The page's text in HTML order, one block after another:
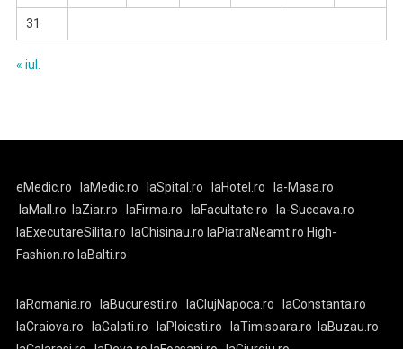
31
« iul.
eMedic.ro laMedic.ro laSpital.ro laHotel.ro
la-Masa.ro
laMall.ro
laZiar.ro laFirma.ro laFacultate.ro
la-Suceava.ro
laExecutareSilita.ro
laChisinau.ro laPiatraNeamt.ro High-
Fashion.ro laBalti.ro
laRomania.ro laBucuresti.ro laClujNapoca.ro
laConstanta.ro
laCraiova.ro
laGalati.ro laPloiesti.ro laTimisoara.ro
laBuzau.ro